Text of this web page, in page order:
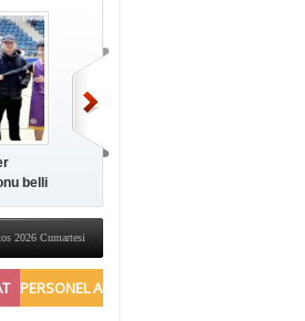
belli
Toplantısı yapıldı
2026 Cumartesi